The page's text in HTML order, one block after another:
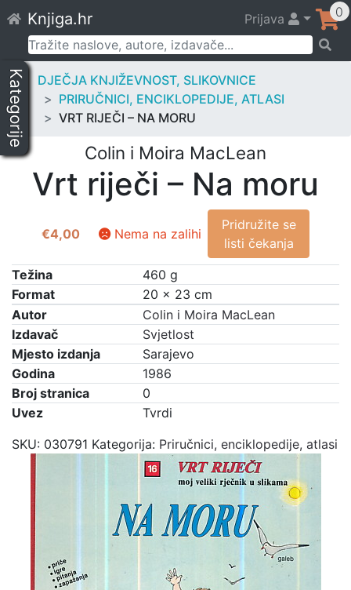
to
content
Knjiga.hr Prijava 0
Pretraži:
Kategorije
DJEČJA KNJIŽEVNOST, SLIKOVNICE
PRIRUČNICI, ENCIKLOPEDIJE, ATLASI
VRT RIJEČI – NA MORU
Colin i Moira MacLean
Vrt riječi – Na moru
€4,00 Nema na zalihi
Pridružite se
listi čekanja
Težina
460 g
Format
20 × 23 cm
Autor
Colin i Moira MacLean
Izdavač
Svjetlost
Mjesto izdanja
Sarajevo
Godina
1986
Broj stranica
0
Uvez
Tvrdi
SKU: 030791 Kategorija: Priručnici, enciklopedije, atlasi